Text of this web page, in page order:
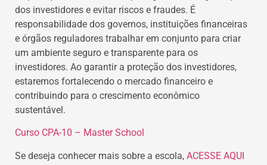
dos investidores e evitar riscos e fraudes. É
responsabilidade dos governos, instituições financeiras
e órgãos reguladores trabalhar em conjunto para criar
um ambiente seguro e transparente para os
investidores. Ao garantir a proteção dos investidores,
estaremos fortalecendo o mercado financeiro e
contribuindo para o crescimento econômico
sustentável.
Curso CPA-10 – Master School
Se deseja conhecer mais sobre a escola, ACESSE AQUI